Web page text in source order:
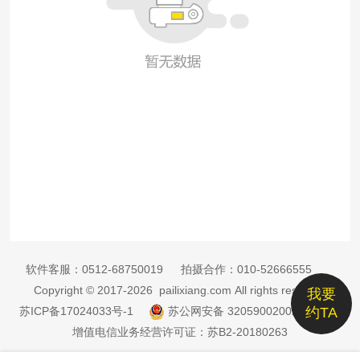
我要
约TA
软件客服： 0512-68750019 拍摄合作： 010-52666555
Copyright © 2017-2026 pailixiang.com All rights reserved
苏ICP备17024033号-1
苏公网安备 32059002002885号
增值电信业务经营许可证：苏B2-20180263